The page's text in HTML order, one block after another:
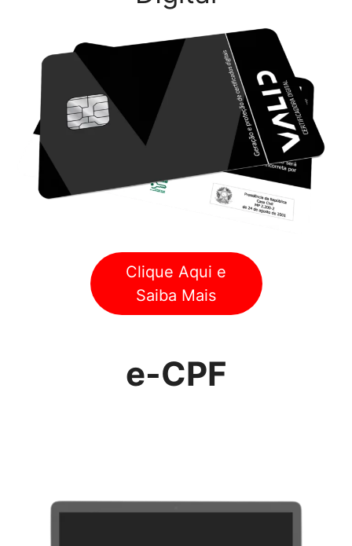
Clique Aqui e
Saiba Mais
e-CPF